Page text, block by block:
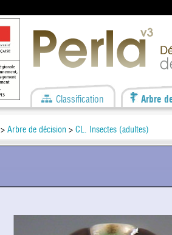
Classification Arbre
> Arbre de décision > CL. Insectes (adultes)